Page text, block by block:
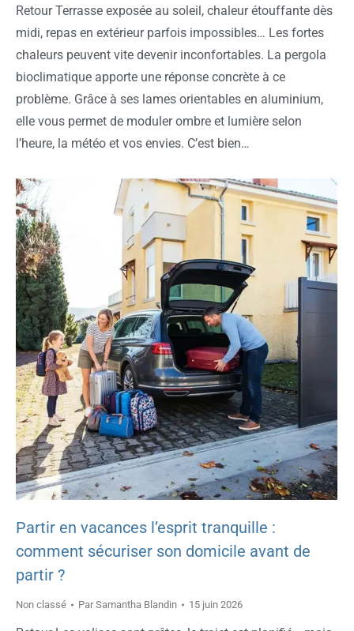
Retour Terrasse exposée au soleil, chaleur étouffante dès
midi, repas en extérieur parfois impossibles… Les fortes
chaleurs peuvent vite devenir inconfortables. La pergola
bioclimatique apporte une réponse concrète à ce
problème. Grâce à ses lames orientables en aluminium,
elle vous permet de moduler ombre et lumière selon
l’heure, la météo et vos envies. C’est bien…
Partir en vacances l’esprit tranquille :
comment sécuriser son domicile avant de
partir ?
Non classé ParSamantha Blandin 15 juin 2026